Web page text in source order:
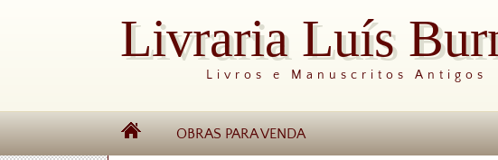
Livraria Luís
Livros e Manuscritos Antigos
OBRAS PARA VENDA